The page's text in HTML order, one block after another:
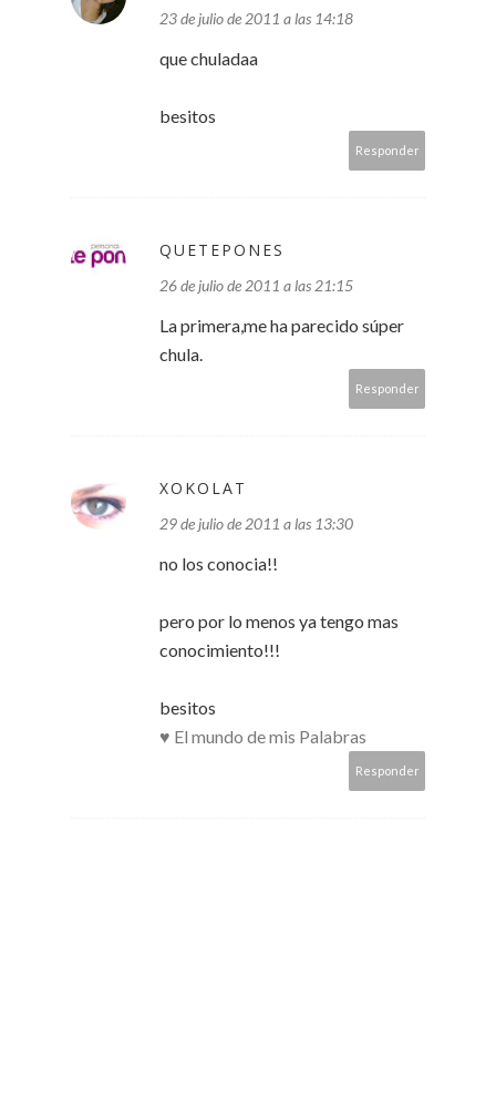
23 de julio de 2011 a las 14:18
que chuladaa
besitos
Responder
QUETEPONES
26 de julio de 2011 a las 21:15
La primera,me ha parecido súper
chula.
Responder
XOKOLAT
29 de julio de 2011 a las 13:30
no los conocia!!
pero por lo menos ya tengo mas
conocimiento!!!
besitos
♥ El mundo de mis Palabras
Responder